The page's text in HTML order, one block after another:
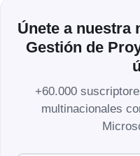
Únete a nuestra
Gestión de
+60.000
multinacionales